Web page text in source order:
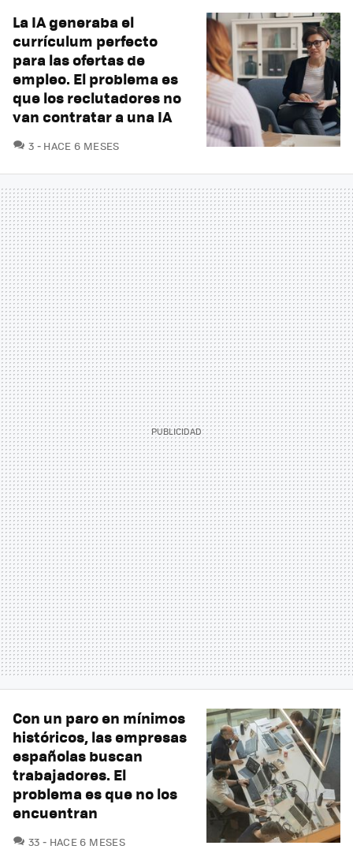
La IA generaba el
currículum perfecto
para las ofertas de
empleo. El problema es
que los reclutadores no
van contratar a una IA
3 COMENTARIOS
HACE 6 MESES
Con un paro en mínimos
históricos, las empresas
españolas buscan
trabajadores. El
problema es que no los
encuentran
33 COMENTARIOS
HACE 6 MESES